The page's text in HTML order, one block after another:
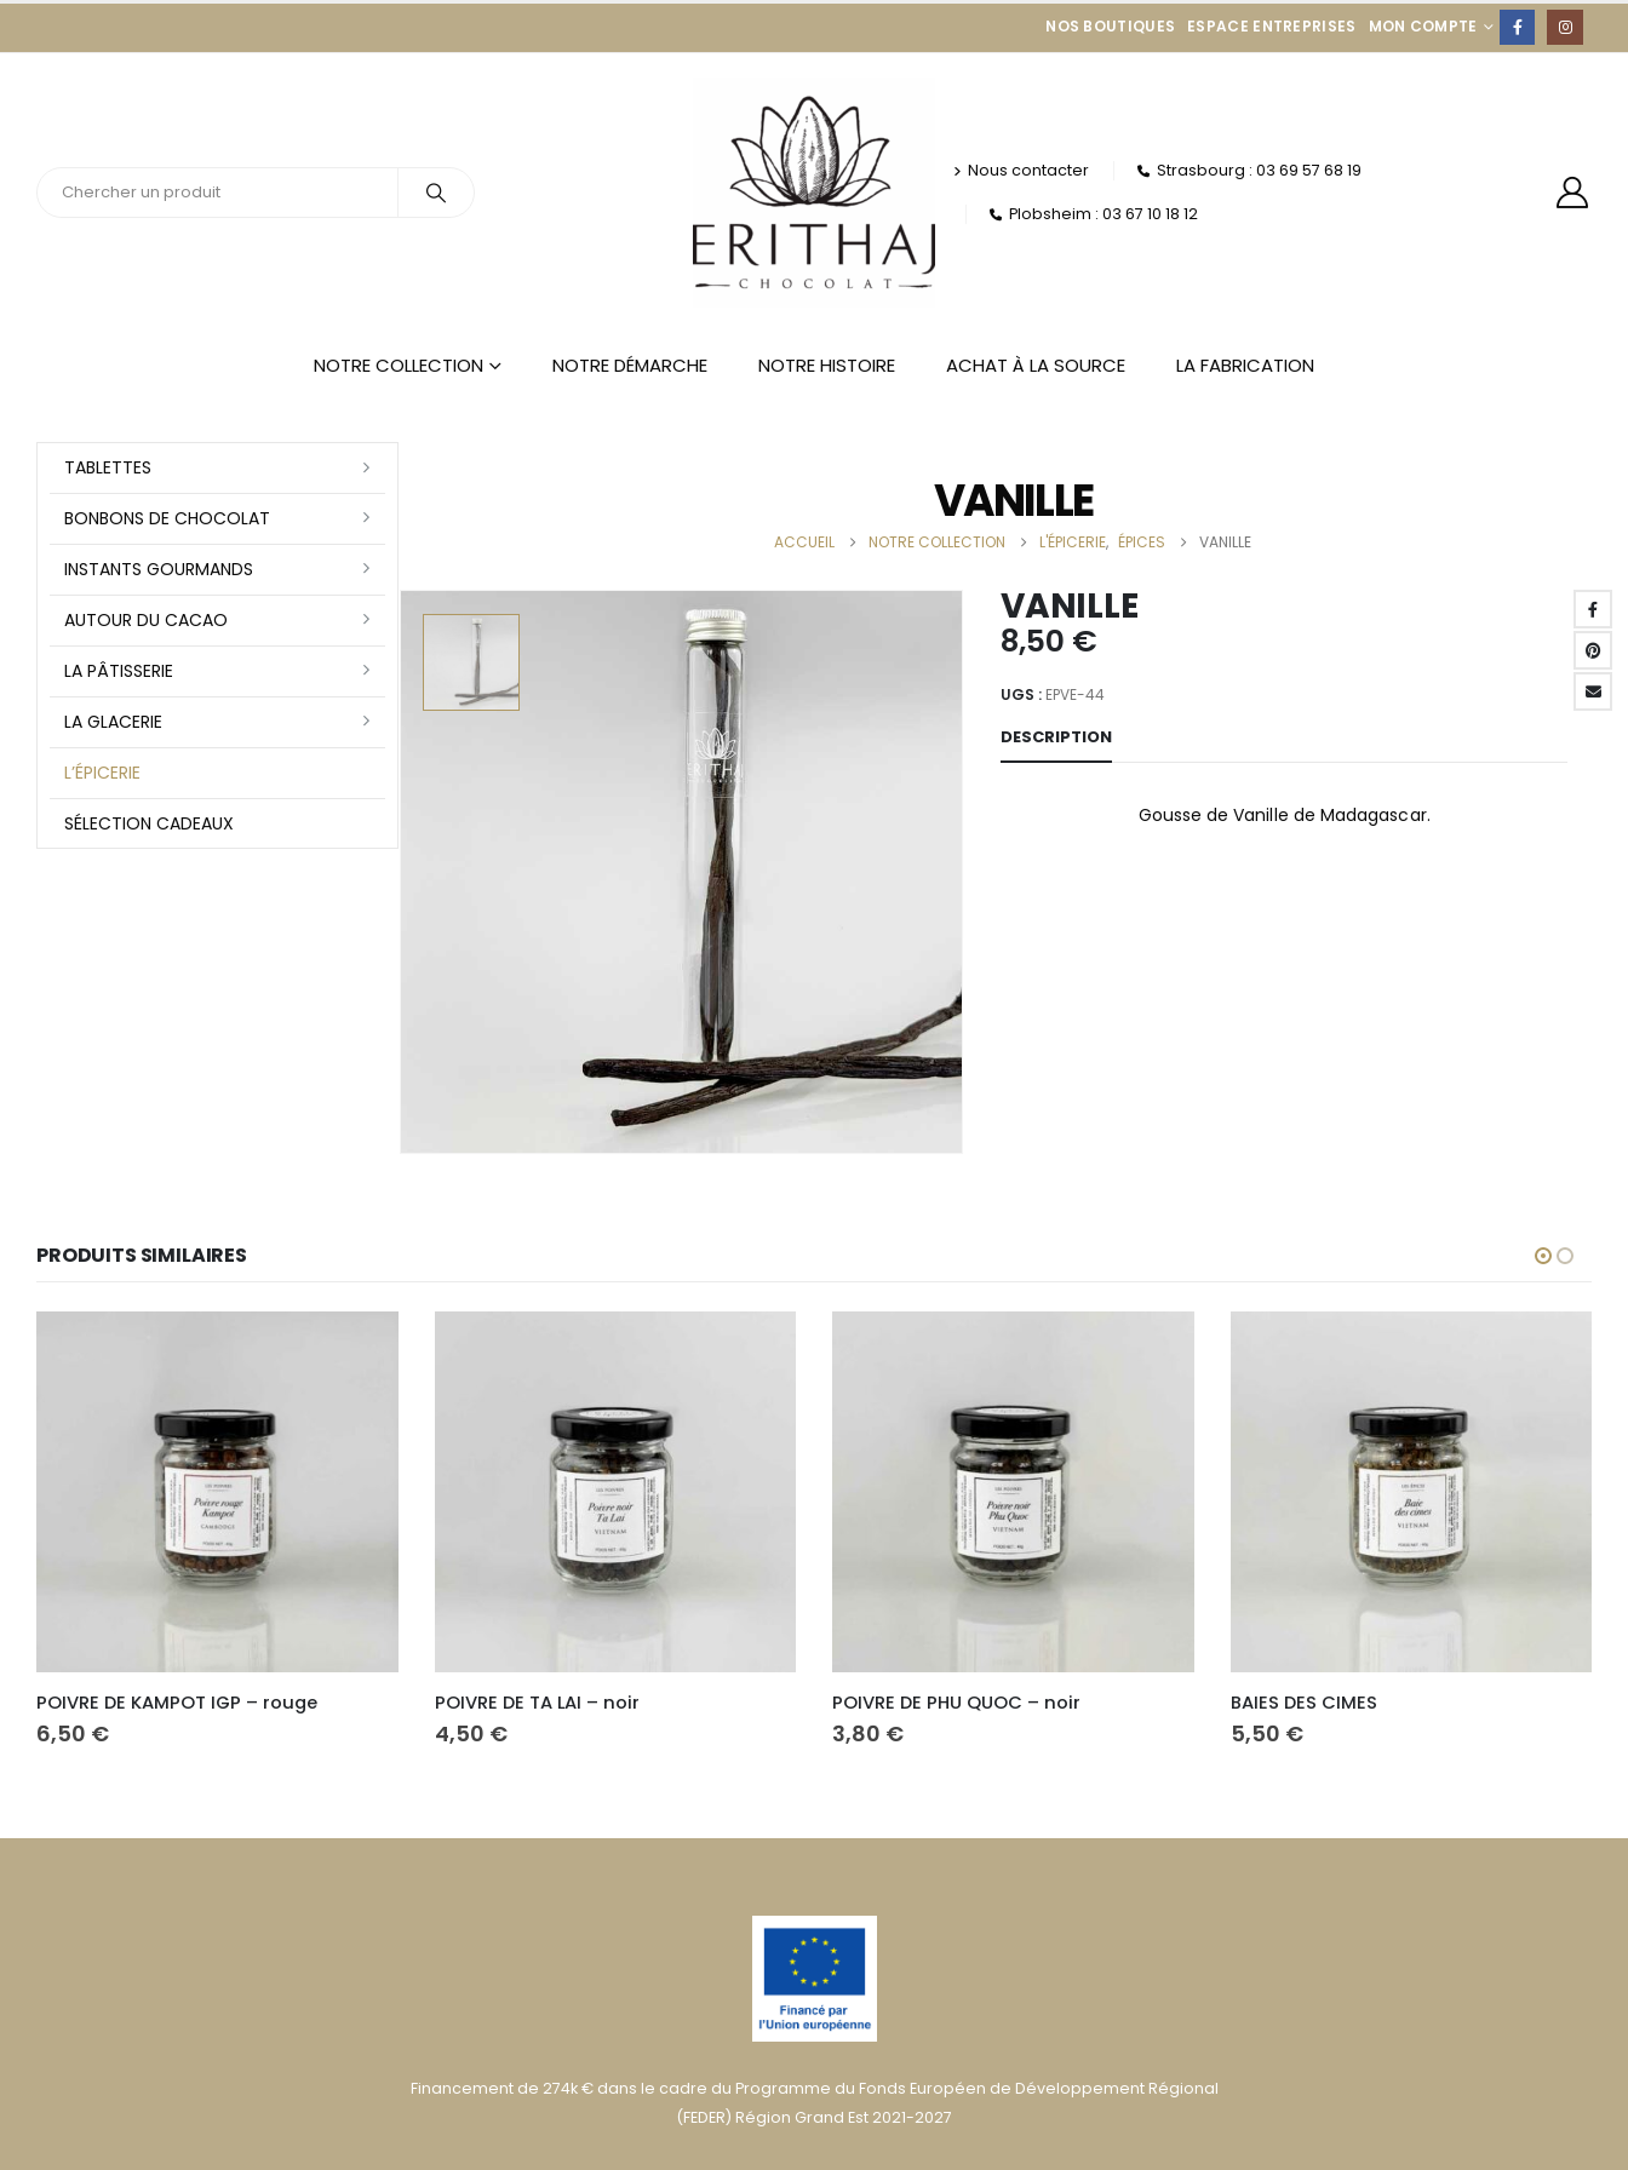
NOS BOUTIQUES ESPACE ENTREPRISES MON COMPTE
Nous contacter Strasbourg : 03 69 57 68 19
Plobsheim : 03 67 10 18 12
NOTRE COLLECTION NOTRE DÉMARCHE NOTRE HISTOIRE ACHAT À LA SOURCE LA FABRICATION
VANILLE
ACCUEIL NOTRE COLLECTION L'ÉPICERIE, ÉPICES VANILLE
VANILLE
8,50 €
UGS : EPVE-44
DESCRIPTION
Gousse de Vanille de Madagascar.
TABLETTES
BONBONS DE CHOCOLAT
INSTANTS GOURMANDS
AUTOUR DU CACAO
LA PÂTISSERIE
LA GLACERIE
L’ÉPICERIE
SÉLECTION CADEAUX
PRODUITS SIMILAIRES
POIVRE DE TA LAI – noir
4,50 €
POIVRE DE PHU QUOC – noir
3,80 €
BAIES DES CIMES
5,50€
POIVRE DE TA LAI – blanc
4,90 €
Financement de 274k € dans le cadre du Programme du Fonds Européen de Développement Régional
(FEDER) Région Grand Est 2021-2027